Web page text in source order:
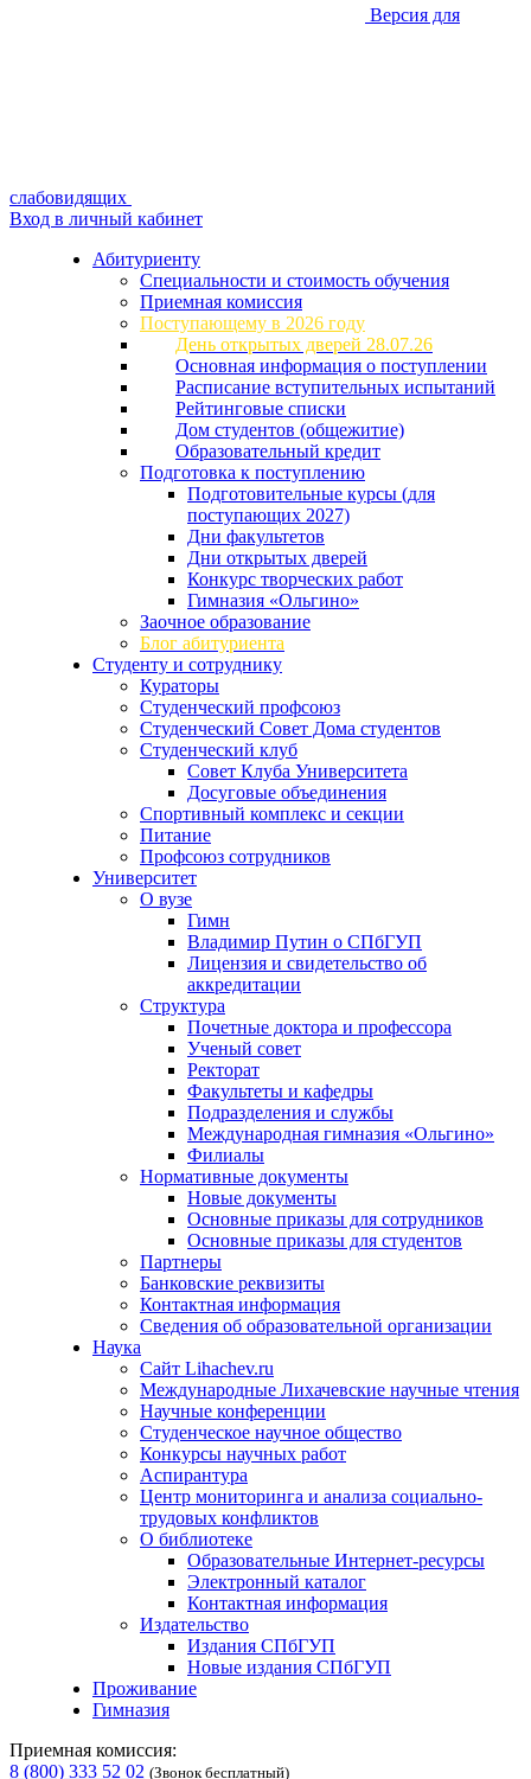
Версия для
слабовидящих
Вход в личный кабинет
Абитуриенту
Специальности и стоимость обучения
Приемная комиссия
Поступающему в 2026 году
День открытых дверей 28.07.26
Основная информация о поступлении
Расписание вступительных испытаний
Рейтинговые списки
Дом студентов (общежитие)
Образовательный кредит
Подготовка к поступлению
Подготовительные курсы (для
поступающих 2027)
Дни факультетов
Дни открытых дверей
Конкурс творческих работ
Гимназия «Ольгино»
Заочное образование
Блог абитуриента
Студенту и сотруднику
Кураторы
Студенческий профсоюз
Студенческий Совет Дома студентов
Студенческий клуб
Совет Клуба Университета
Досуговые объединения
Спортивный комплекс и секции
Питание
Профсоюз сотрудников
Университет
О вузе
Гимн
Владимир Путин о СПбГУП
Лицензия и свидетельство об
аккредитации
Структура
Почетные доктора и профессора
Ученый совет
Ректорат
Факультеты и кафедры
Подразделения и службы
Международная гимназия «Ольгино»
Филиалы
Нормативные документы
Новые документы
Основные приказы для сотрудников
Основные приказы для студентов
Партнеры
Банковские реквизиты
Контактная информация
Сведения об образовательной организации
Наука
Сайт Lihachev.ru
Международные Лихачевские научные чтения
Научные конференции
Студенческое научное общество
Конкурсы научных работ
Аспирантура
Центр мониторинга и анализа социально-
трудовых конфликтов
О библиотеке
Образовательные Интернет-ресурсы
Электронный каталог
Контактная информация
Издательство
Издания СПбГУП
Новые издания СПбГУП
Проживание
Гимназия
Приемная комиссия:
8 (800) 333 52 02 (Звонок бесплатный)